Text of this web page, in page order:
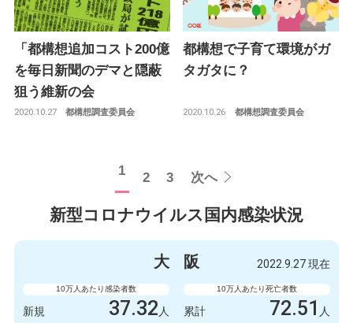
「都構想追加コスト200億
を毎日新聞のデマと隠蔽
狙う維新の会
都構想調査委員会
2020.10.27
都構想で子育て環境がガ
タガタに？
都構想調査委員会
2020.10.26
1 2 3 次へ
新型コロナウイルス国内感染状況
大 阪 2022.9.27 現在
10万人あたり感染者数
新規 37.32 人
10万人あたり死亡者数
累計 72.51 人